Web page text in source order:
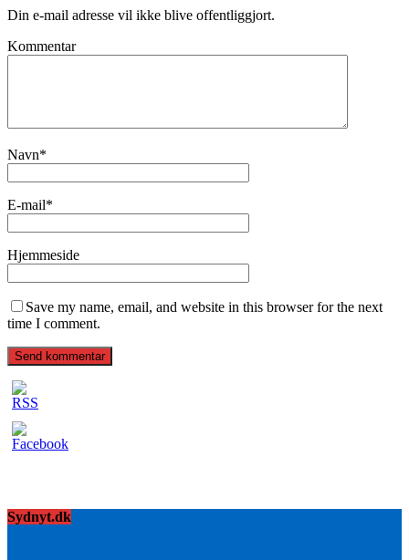
Din e-mail adresse vil ikke blive offentliggjort.
Kommentar
Navn*
E-mail*
Hjemmeside
Save my name, email, and website in this browser for the next
time I comment.
Sydnyt.dk